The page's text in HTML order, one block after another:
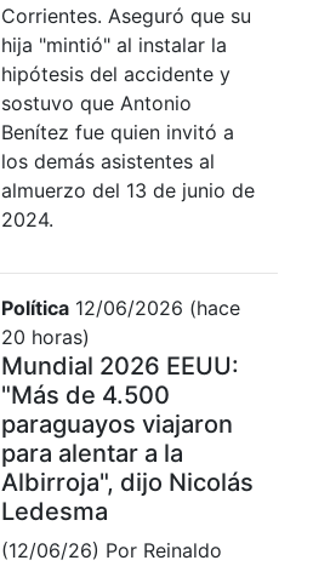
Corrientes. Aseguró que su
hija "mintió" al instalar la
hipótesis del accidente y
sostuvo que Antonio
Benítez fue quien invitó a
los demás asistentes al
almuerzo del 13 de junio de
2024.
Política 12/06/2026 (hace
20 horas)
Mundial 2026 EEUU:
"Más de 4.500
paraguayos viajaron
para alentar a la
Albirroja", dijo Nicolás
Ledesma
(12/06/26) Por Reinaldo